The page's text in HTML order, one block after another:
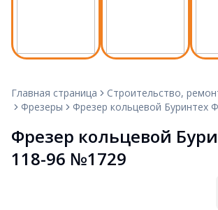
Главная страница Строительство,
Фрезеры
Фрезер кольцевой Буринтех
Фрезер кольцевой
118-96 №1729